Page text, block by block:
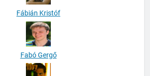
Fábián Kristóf
Fabó Gergő